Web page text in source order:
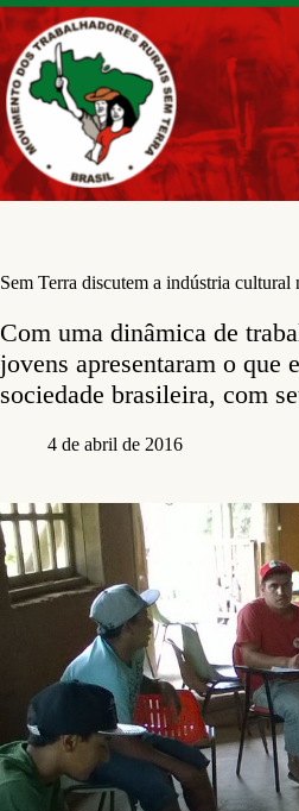
Pular
para
o
conteúdo
Sem Terra discutem a indústria cultural
Com uma dinâmica de
jovens apresentaram o que
sociedade brasileira, com
4 de abril de 2016